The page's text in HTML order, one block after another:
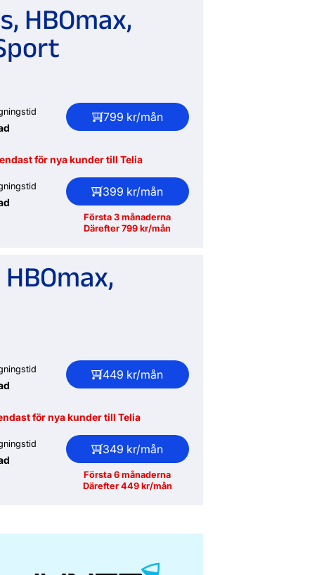
HBOmax,
799 kr/mån
endast för nya kunder till Telia
399 kr/mån
Första 3 månaderna
Därefter 799 kr/mån
449 kr/mån
för nya kunder till Telia
349 kr/mån
Första 6 månaderna
Därefter 449 kr/mån